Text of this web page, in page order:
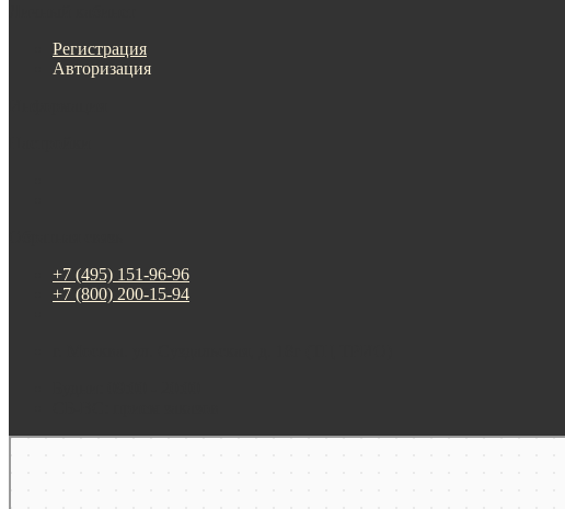
Регистрация
Авторизация
+7 (495) 151-96-96
+7 (800) 200-15-94
Москва